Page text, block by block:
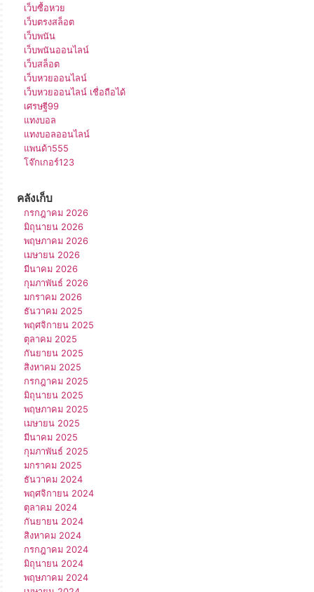
เว็บซื้อหวย
เว็บตรงสล็อต
เว็บพนัน
เว็บพนันออนไลน์
เว็บสล็อต
เว็บหวยออนไลน์
เว็บหวยออนไลน์ เชื่อถือได้
เศรษฐี99
แทงบอล
แทงบอลออนไลน์
แพนด้า555
โจ๊กเกอร์123
คลังเก็บ
กรกฎาคม 2026
มิถุนายน 2026
พฤษภาคม 2026
เมษายน 2026
มีนาคม 2026
กุมภาพันธ์ 2026
มกราคม 2026
ธันวาคม 2025
พฤศจิกายน 2025
ตุลาคม 2025
กันยายน 2025
สิงหาคม 2025
กรกฎาคม 2025
มิถุนายน 2025
พฤษภาคม 2025
เมษายน 2025
มีนาคม 2025
กุมภาพันธ์ 2025
มกราคม 2025
ธันวาคม 2024
พฤศจิกายน 2024
ตุลาคม 2024
กันยายน 2024
สิงหาคม 2024
กรกฎาคม 2024
มิถุนายน 2024
พฤษภาคม 2024